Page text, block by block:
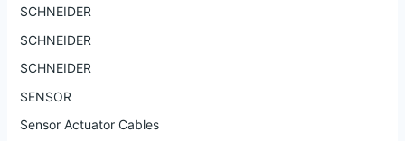
SCHNEIDER
SCHNEIDER
SCHNEIDER
SENSOR
Sensor Actuator Cables